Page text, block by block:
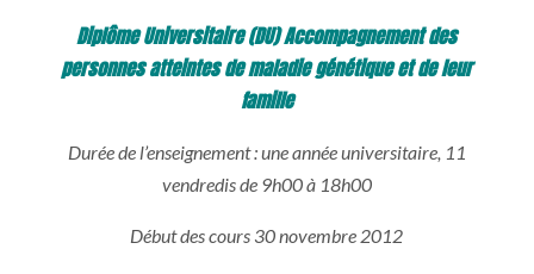
Diplôme Universitaire (DU) Accompagnement des
personnes atteintes de maladie génétique et de leur
famille
Durée de l’enseignement : une année universitaire, 11
vendredis de 9h00 à 18h00
Début des cours 30 novembre 2012